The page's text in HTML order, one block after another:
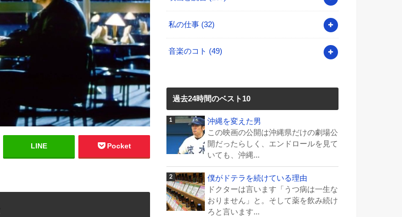
LINE Pocket
私の仕事 (32)
音楽のコト (49)
過去24時間のベスト10
沖縄を変えた男
この映画の公開は沖縄県だけの劇場公
開だったらしく、エンドロールを見て
いても、沖縄...
僕がドテラを続けている理由
ドクターは言います「うつ病は一生な
おりません」と。そして薬を飲み続け
ろと言います...